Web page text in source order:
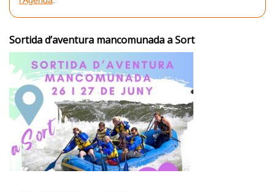
Sortida d’aventura mancomunada a Sort